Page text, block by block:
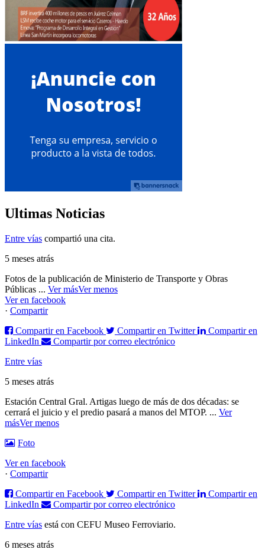
Ultimas Noticias
Entre vías compartió una cita.
5 meses atrás
Fotos de la publicación de Ministerio de Transporte y Obras
Públicas ... Ver másVer menos
Ver en facebook
· Compartir
Compartir en Facebook
Compartir en Twitter
Compartir en
LinkedIn
Compartir por correo electrónico
Entre vías
5 meses atrás
Estación Central Gral. Artigas luego de más de dos décadas: se
cerrará el juicio y el predio pasará a manos del MTOP. ... Ver
másVer menos
Foto
Ver en facebook
· Compartir
Compartir en Facebook
Compartir en Twitter
Compartir en
LinkedIn
Compartir por correo electrónico
Entre vías está con CEFU Museo Ferroviario.
6 meses atrás